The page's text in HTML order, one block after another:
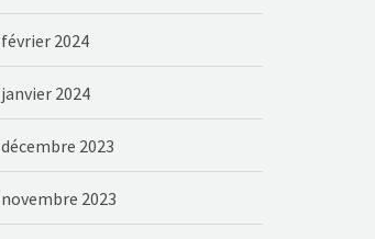
février 2024
janvier 2024
décembre 2023
novembre 2023